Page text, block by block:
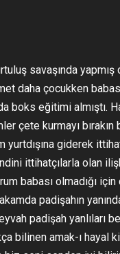
savaşında
daha çocukken
boks eğitimi almıştı.
çete kurmayı
giderek
ittihatçılarla olan
babası olmadığı
padişahın
eyvah padişah
bilinen amak-ı hayal